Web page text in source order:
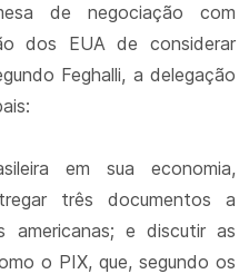
de negociação com
dos EUA de considerar
Feghalli, a delegação
em sua economia,
três documentos a
americanas; e discutir as
o PIX, que, segundo os